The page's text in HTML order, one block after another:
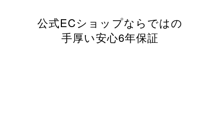
公式ECショップならではの
手厚い安心6年保証